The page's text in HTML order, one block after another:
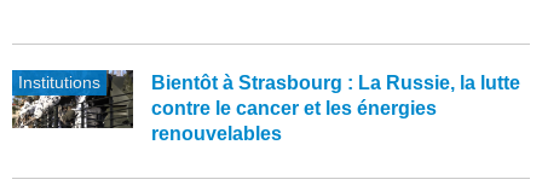
Institutions
Bientôt à Strasbourg : La Russie, la lutte
contre le cancer et les énergies
renouvelables